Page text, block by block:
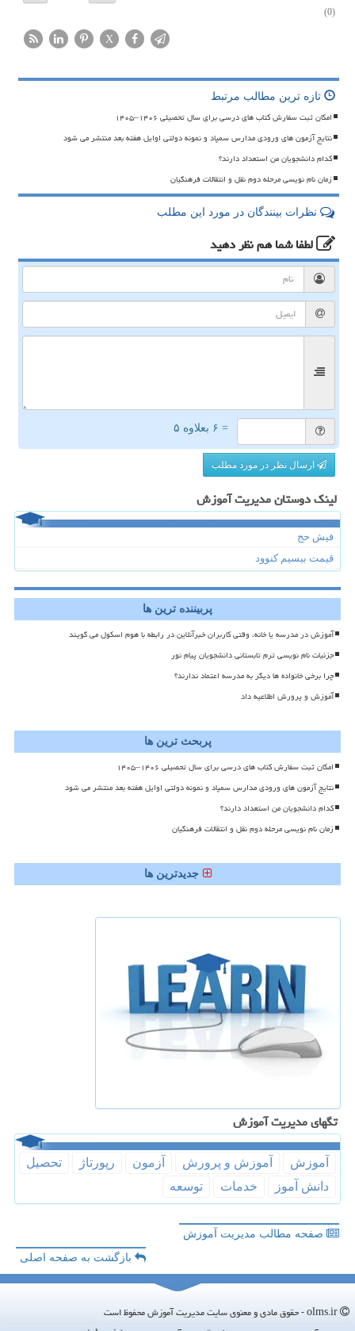
(0)
X
تازه ترین مطالب مرتبط
امکان ثبت سفارش کتاب های درسی برای سال تحصیلی ۱۴۰۶–۱۴۰۵
نتایج آزمون های ورودی مدارس سمپاد و نمونه دولتی اوایل هفته بعد منتشر می شود
کدام دانشجویان من استعداد دارند؟
زمان نام نویسی مرحله دوم نقل و انتقالات فرهنگیان
نظرات بینندگان در مورد این مطلب
لطفا شما همنظر دهید
= ۶ بعلاوه ۵
ارسال نظر در مورد مطلب
لینک دوستان مدیریت آموزش
فیش حج
قیمت بیسیم کنوود
پربیننده ترین ها
آموزش در مدرسه یا خانه، وقتی کاربران خبرآنلاین در رابطه با هوم اسکول می گویند
جزئیات نام نویسی ترم تابستانی دانشجویان پیام نور
چرا برخی خانواده ها دیگر به مدرسه اعتماد ندارند؟
آموزش و پرورش اطلاعیه داد
پربحث ترین ها
امکان ثبت سفارش کتاب های درسی برای سال تحصیلی ۱۴۰۶–۱۴۰۵
نتایج آزمون های ورودی مدارس سمپاد و نمونه دولتی اوایل هفته بعد منتشر می شود
کدام دانشجویان من استعداد دارند؟
زمان نام نویسی مرحله دوم نقل و انتقالات فرهنگیان
جدیدترین ها
تگهای مدیریت آموزش
آموزش آموزش و پرورش آزمون رپورتاژ
تحصیل
دانش آموز
خدمات توسعه
صفحه مطالب مدیریت آموزش
بازگشت به صفحه اصلی